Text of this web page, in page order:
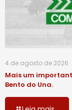
4 de agosto de 2026
Mais um
Bento do Una.